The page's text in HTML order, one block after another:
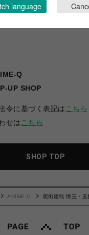
Q
UP SHOP
令に基づく表記は こちら
せは こちら
SHOP TOP
ANIME-Q
呪術廻戦 懐玉・玉
language